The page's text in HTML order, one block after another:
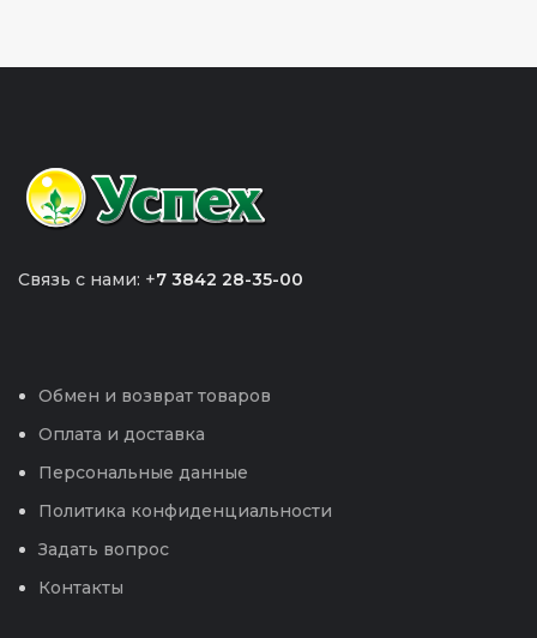
Связь с нами: +7 3842 28-35-00
Обмен и возврат товаров
Оплата и доставка
Персональные данные
Политика конфиденциальности
Задать вопрос
Контакты